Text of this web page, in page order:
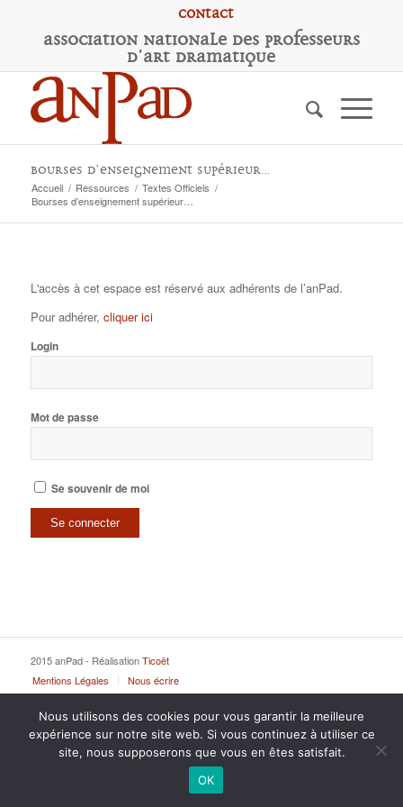
Contact
Association Nationale des Professeurs
d'Art Dramatique
Bourses d’enseignement supérieur…
Accueil / Ressources / Textes Officiels /
Bourses d’enseignement supérieur…
L'accès à cet espace est réservé aux adhérents de l’anPad.
Pour adhérer, cliquer ici
Login
Mot de passe
Se souvenir de moi
2015 anPad - RéalisationTicoët
Mentions Légales
Nous écrire
Nous utilisons des cookies pour vous garantir la meilleure
expérience sur notre site web. Si vous continuez à utiliser ce
site, nous supposerons que vous en êtes satisfait.
OK